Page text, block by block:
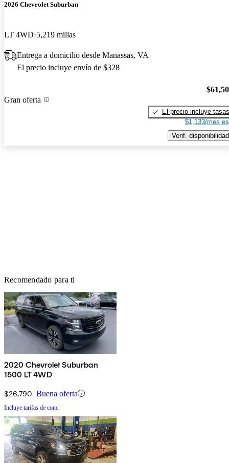
2026 Chevrolet Suburban
LT 4WD 5,219 millas
Entrega a domicilio desde Manassas, VA
El precio incluye envío de $328
Gran oferta
El precio incluye tasas
$1,133/mes
Verif. disponibilidad
Recomendado para ti
2020 Chevrolet Suburban
1500 LT 4WD
$26,790 Buena oferta
Incluye tarifas de conc.